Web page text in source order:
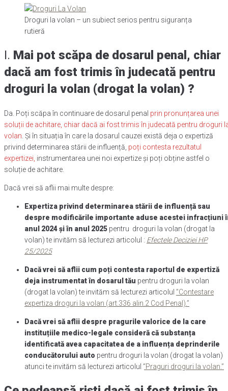
Droguri la volan – un subiect serios pentru siguranța
rutieră
I. Mai pot scăpa de dosarul penal, chiar
dacă am fost trimis în judecată pentru
droguri la volan (drogat la volan) ?
Da. Poți scăpa în continuare de dosarul penal prin pronunțarea unei
soluții de achitare, chiar dacă ai fost trimis în judecată pentru droguri
volan . Și în situația în care la dosarul cauzei există deja o expertiză
privind determinarea stării de influență, poți contesta rezultatul
expertizei, instrumentarea unei noi expertize și poți obține astfel o
soluție de achitare.
Dacă vrei să aflii mai multe despre:
Expertiza privind determinarea stării de influență sau
despre modificările importante aduse acestei infracțiuni
anul 2024 și în anul 2025 pentru droguri la volan (drogat la
volan) te invităm să lecturezi articolul : Efectele Deciziei HP
25/2025
Dacă vrei să aflii cum poți contesta raportul de expertiză
deja instrumentat în dosarul tău pentru droguri la volan
(drogat la volan) te invităm să lecturezi articolul ”Contestare
expertiza droguri la volan (art.336 alin.2 Cod Penal).”
Dacă vrei să aflii despre pragurile valorice de la care
instituțiile medico-legale consideră că substanța
identificată avea capacitatea de a influența deprinderile
conducătorului auto pentru droguri la volan (drogat la volan)
atunci te invităm să lecturezi articolul ‘‘Praguri droguri la volan.”